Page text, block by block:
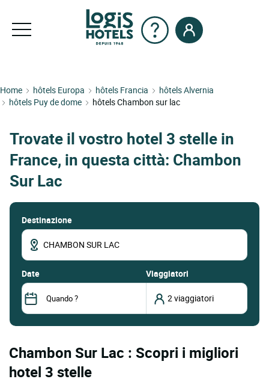
Home hôtels Europa hôtels Francia
hôtels Alvernia
hôtels Puy de dome
hôtels Chambon sur lac
Trovate il vostro hotel 3 stelle in
France, in questa città: Chambon
Sur Lac
Destinazione
date Viaggiatori
Chambon Sur Lac : Scopri i migliori
hotel 3 stelle